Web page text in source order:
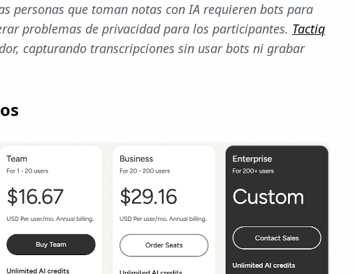
personas que toman notas con IA requieren bots para
problemas de privacidad para los participantes. Tactiq
capturando transcripciones sin usar bots ni grabar